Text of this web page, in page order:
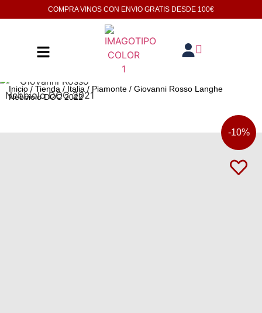
COMPRA VINOS CON ENVIO GRATIS DESDE 100€
Inicio / Tienda / Italia / Piamonte / Giovanni Rosso Langhe
Nebbiolo DOC 2022
-10%